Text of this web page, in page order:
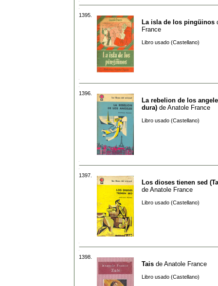
1395.
La isla de los pingüinos
France
Libro usado (Castellano)
1396.
La rebelion de los
dura) de Anatole France
Libro usado (Castellano)
1397.
Los dioses tienen sed
de Anatole France
Libro usado (Castellano)
1398.
Tais de Anatole France
Libro usado (Castellano)